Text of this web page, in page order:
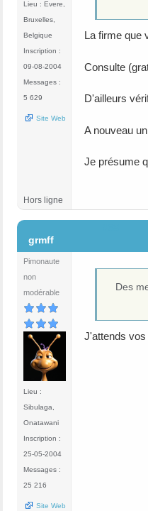
Lieu : Evere,
Bruxelles,
Belgique
Inscription :
09-08-2004
Messages :
5 629
Site Web
La firme que
Consulte
D'ailleurs
A nouveau
Je présume
Hors ligne
grmff
Pimonaute
non
modérable
Lieu :
Sibulaga,
Onatawani
Inscription :
25-05-2004
Messages :
25 216
Site Web
Des
J'attends vos